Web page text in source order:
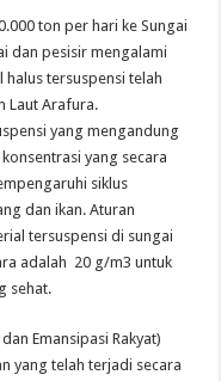
ton per hari ke Sungai
dan pesisir mengalami
tersuspensi telah
Laut Arafura.
yang mengandung
yang secara
siklus
dan ikan. Aturan
tersuspensi di sungai
adalah 20 g/m3 untuk
sehat.
Emansipasi Rakyat)
yang telah terjadi secara